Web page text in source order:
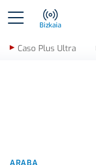
Bizkaia
Caso Plus Ultra